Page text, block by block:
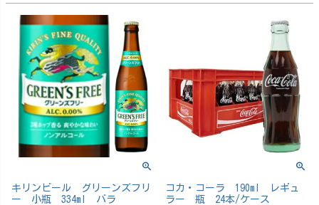
キリンビール グリーンズフリ
ー 小瓶 334ml バラ
コカ・コーラ 190ml レギュ
ラー 瓶 24本/ケース